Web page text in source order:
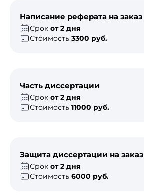
Написание реферата на заказ
Срок от 2 дня
Стоимость 3300 руб.
Часть диссертации
Срок от 2 дня
Стоимость 11000 руб.
Защита диссертации на заказ
Срок от 2 дня
Стоимость 6000 руб.